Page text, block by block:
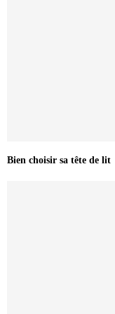
Bien choisir sa tête de lit